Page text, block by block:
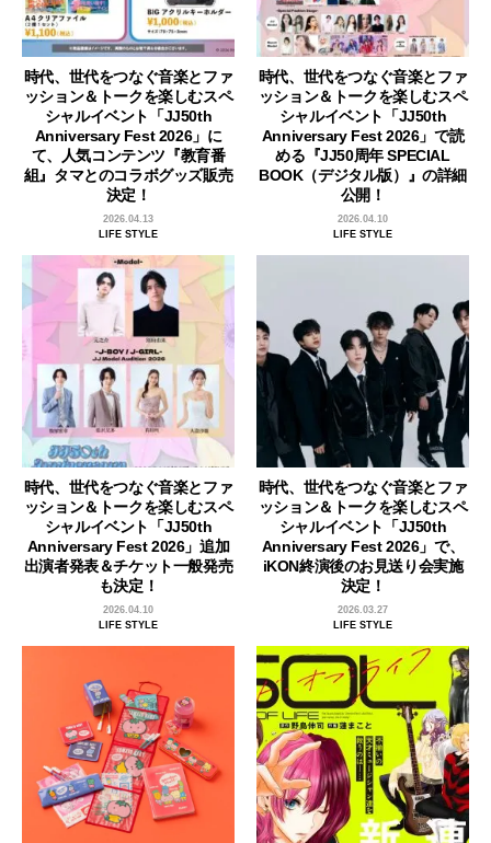
時代、世代をつなぐ音楽とファ
ッション＆トークを楽しむスペ
シャルイベント「JJ50th
Anniversary Fest 2026」に
て、人気コンテンツ『教育番
組』タマとのコラボグッズ販売
決定！
2026.04.13
LIFE STYLE
時代、世代をつなぐ音楽とファ
ッション＆トークを楽しむスペ
シャルイベント「JJ50th
Anniversary Fest 2026」で読
める『JJ50周年 SPECIAL
BOOK（デジタル版）』の詳細
公開！
2026.04.10
LIFE STYLE
時代、世代をつなぐ音楽とファ
ッション＆トークを楽しむスペ
シャルイベント「JJ50th
Anniversary Fest 2026」追加
出演者発表＆チケット一般発売
も決定！
2026.04.10
LIFE STYLE
時代、世代をつなぐ音楽とファ
ッション＆トークを楽しむスペ
シャルイベント「JJ50th
Anniversary Fest 2026」で、
iKON終演後のお見送り会実施
決定！
2026.03.27
LIFE STYLE